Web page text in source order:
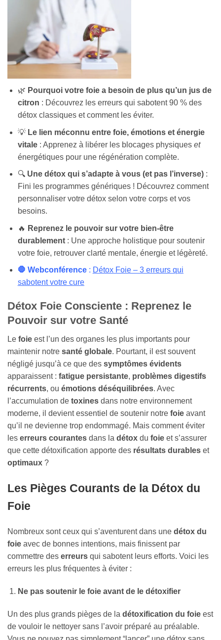
🌿 Pourquoi votre foie a besoin de plus qu’un jus de
citron : Découvrez les erreurs qui sabotent 90 % des
détox classiques et comment les éviter.
💡 Le lien méconnu entre foie, émotions et énergie
vitale: Apprenez à libérer les blocages physiques et
énergétiques pour une régénération complète.
🔍 Une détox qui s’adapte à vous (et pas l’inverse):
Fini les programmes génériques ! Découvrez comment
personnaliser votre détox selon votre corps et vos
besoins.
🔥 Reprenez le pouvoir sur votre bien-être
durablement: Une approche holistique pour soutenir
votre foie, retrouver clarté mentale, énergie et légèreté.
🛑 Webconférence: Détox Foie – 3 erreurs qui
sabotent votre cure
Détox Foie Consciente : Reprenez le
Pouvoir sur votre Santé
Le foie est l’un des organes les plus importants pour
maintenir notre santé globale. Pourtant, il est souvent
négligé jusqu’à ce que des symptômes évidents
apparaissent : fatigue persistante, problèmes digestifs
récurrents, ou émotions déséquilibrées. Avec
l’accumulation de toxines dans notre environnement
moderne, il devient essentiel de soutenir notre foie avant
qu’il ne devienne trop endommagé. Mais comment éviter
les erreurs courantes dans la détox du foie et s’assurer
que cette détoxification apporte des résultats durables et
optimaux ?
Les Pièges Courants de la Détox du
Foie
Nombreux sont ceux qui s’aventurent dans une détox du
foie avec de bonnes intentions, mais finissent par
commettre des erreurs qui sabotent leurs efforts. Voici les
erreurs les plus fréquentes à éviter :
Ne pas soutenir le foie avant de le détoxifier
Un des plus grands pièges de la détoxification du foie est
de vouloir le nettoyer sans l’avoir préparé au préalable.